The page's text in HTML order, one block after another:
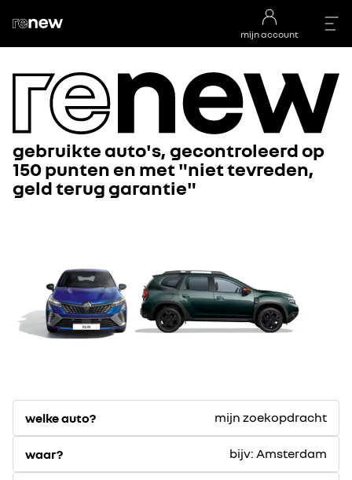
mijn account
gebruikte auto's, gecontroleerd op
150 punten en met "niet tevreden,
geld terug garantie"
welke auto? mijn zoekopdracht
waar? bijv: Amsterdam